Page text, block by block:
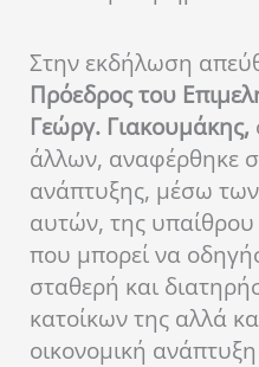
Στην εκδήλωση
Πρόεδρος του
Γεώργ. Γιακουμάκης,
άλλων, αναφέρθηκε
ανάπτυξης, μέσω
αυτών, της
που μπορεί να
σταθερή και
κατοίκων της αλλά
οικονομική